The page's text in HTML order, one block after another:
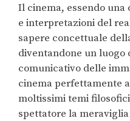
Il cinema, essendo
e interpretazioni del
sapere concettuale
diventandone un luogo
comunicativo delle
cinema perfettamente
moltissimi temi
spettatore la